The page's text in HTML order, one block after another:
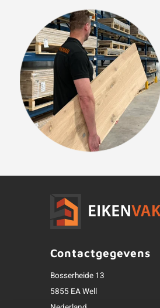
Contactgegevens
Bosserheide 13
5855 EA Well